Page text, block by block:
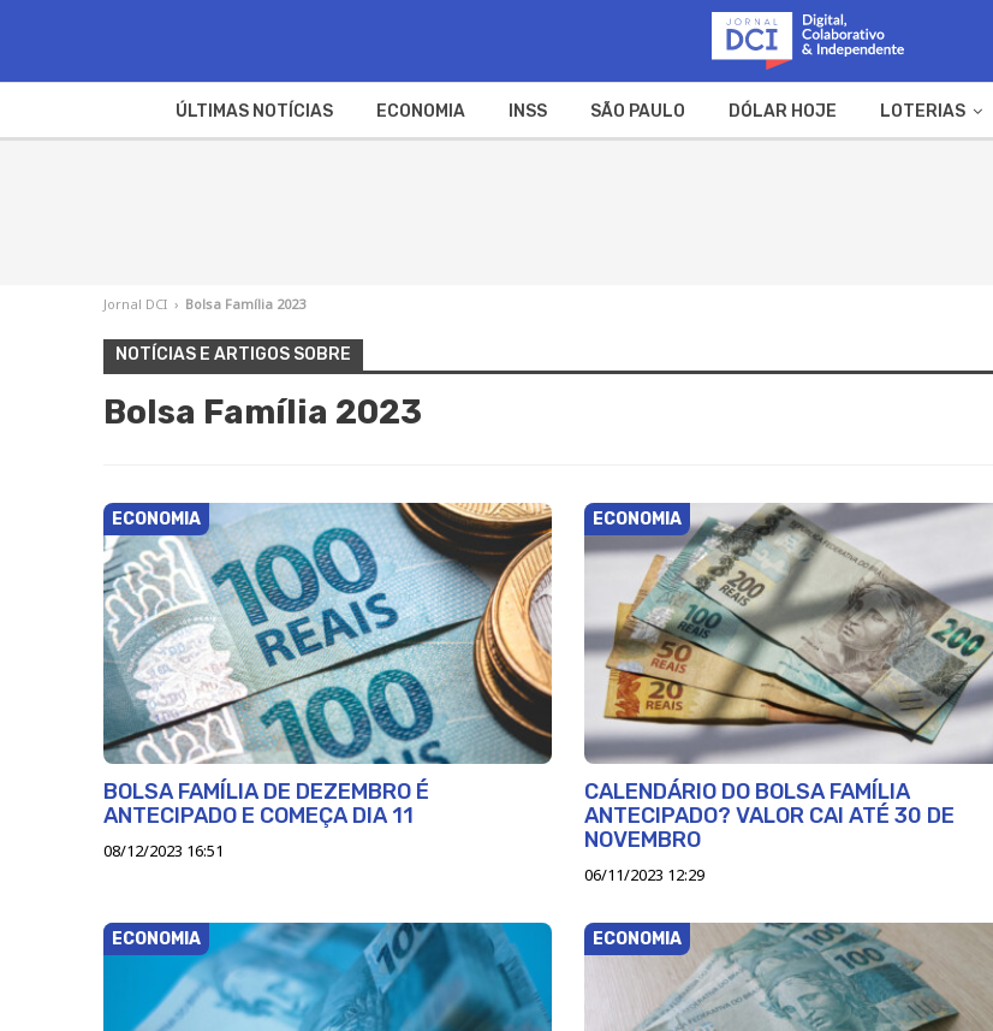
ÚLTIMAS NOTÍCIAS ECONOMIA INSS SÃO PAULO DÓLAR HOJE LOTERIAS
Jornal DCI › Bolsa Família 2023
NOTÍCIAS E ARTIGOS SOBRE
Bolsa Família 2023
ECONOMIA
BOLSA FAMÍLIA DE DEZEMBRO É
ANTECIPADO E COMEÇA DIA 11
08/12/2023 16:51
ECONOMIA
CALENDÁRIO DO BOLSA FAMÍLIA
ANTECIPADO? VALOR CAI ATÉ 30 DE
NOVEMBRO
06/11/2023 12:29
ECONOMIA ECONOMIA